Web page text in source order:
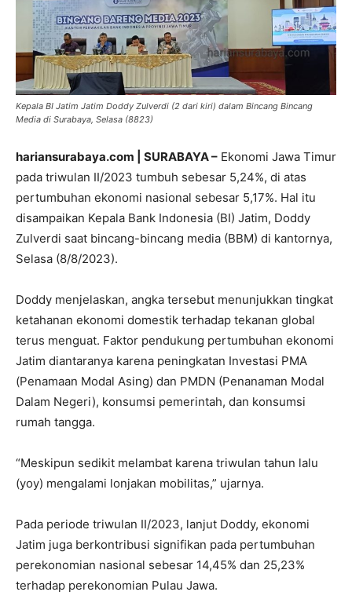
Kepala BI Jatim Jatim Doddy Zulverdi (2 dari kiri) dalam Bincang Bincang
Media di Surabaya, Selasa (8823)
hariansurabaya.com | SURABAYA – Ekonomi Jawa Timur
pada triwulan II/2023 tumbuh sebesar 5,24%, di atas
pertumbuhan ekonomi nasional sebesar 5,17%. Hal itu
disampaikan Kepala Bank Indonesia (BI) Jatim, Doddy
Zulverdi saat bincang-bincang media (BBM) di kantornya,
Selasa (8/8/2023).
Doddy menjelaskan, angka tersebut menunjukkan tingkat
ketahanan ekonomi domestik terhadap tekanan global
terus menguat. Faktor pendukung pertumbuhan ekonomi
Jatim diantaranya karena peningkatan Investasi PMA
(Penamaan Modal Asing) dan PMDN (Penanaman Modal
Dalam Negeri), konsumsi pemerintah, dan konsumsi
rumah tangga.
“Meskipun sedikit melambat karena triwulan tahun lalu
(yoy) mengalami lonjakan mobilitas,” ujarnya.
Pada periode triwulan II/2023, lanjut Doddy, ekonomi
Jatim juga berkontribusi signifikan pada pertumbuhan
perekonomian nasional sebesar 14,45% dan 25,23%
terhadap perekonomian Pulau Jawa.